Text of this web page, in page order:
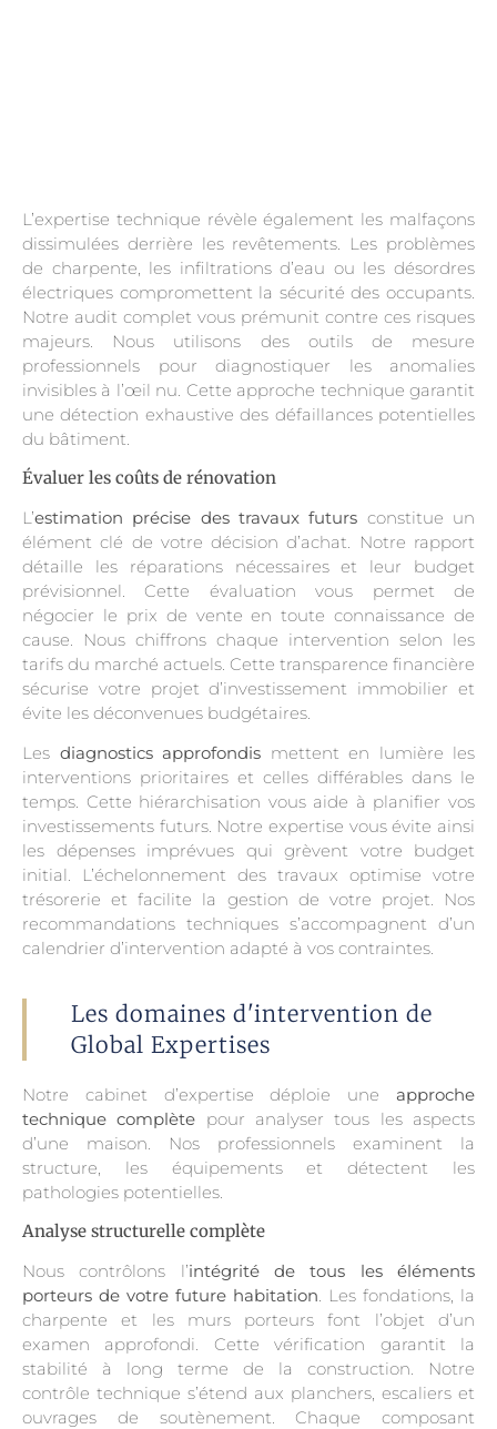
L’expertise technique révèle également les malfaçons
dissimulées derrière les revêtements. Les problèmes
de charpente, les infiltrations d’eau ou les désordres
électriques compromettent la sécurité des occupants.
Notre audit complet vous prémunit contre ces risques
majeurs. Nous utilisons des outils de mesure
professionnels pour diagnostiquer les anomalies
invisibles à l’œil nu. Cette approche technique garantit
une détection exhaustive des défaillances potentielles
du bâtiment.
Évaluer les coûts de rénovation
L’estimation précise des travaux futurs constitue un
élément clé de votre décision d’achat. Notre rapport
détaille les réparations nécessaires et leur budget
prévisionnel. Cette évaluation vous permet de
négocier le prix de vente en toute connaissance de
cause. Nous chiffrons chaque intervention selon les
tarifs du marché actuels. Cette transparence financière
sécurise votre projet d’investissement immobilier et
évite les déconvenues budgétaires.
Les diagnostics approfondis mettent en lumière les
interventions prioritaires et celles différables dans le
temps. Cette hiérarchisation vous aide à planifier vos
investissements futurs. Notre expertise vous évite ainsi
les dépenses imprévues qui grèvent votre budget
initial. L’échelonnement des travaux optimise votre
trésorerie et facilite la gestion de votre projet. Nos
recommandations techniques s’accompagnent d’un
calendrier d’intervention adapté à vos contraintes.
Les domaines d'intervention de
Global Expertises
Notre cabinet d’expertise déploie une approche
technique complète pour analyser tous les aspects
d’une maison. Nos professionnels examinent la
structure, les équipements et détectent les
pathologies potentielles.
Analyse structurelle complète
Nous contrôlons l’intégrité de tous les éléments
porteurs de votre future habitation . Les fondations, la
charpente et les murs porteurs font l’objet d’un
examen approfondi. Cette vérification garantit la
stabilité à long terme de la construction. Notre
contrôle technique s’étend aux planchers, escaliers et
ouvrages de soutènement. Chaque composant